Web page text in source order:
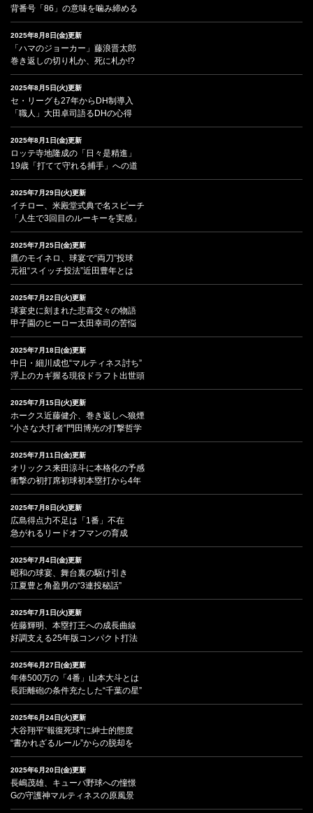
背番号「86」の意味を噛み締める
2025年8月8日(金)更新
「ハマのジョーカー」藤浪晋太郎
巻き返しの切り札か、死に札か!?
2025年8月5日(火)更新
セ・リーグも27年からDH制導入
「職人」大田卓司語るDHの心得
2025年8月1日(金)更新
ロッテ寺地隆成の「日々是精進」
19歳「打てて守れる捕手」への道
2025年7月29日(火)更新
イチロー、米殿堂式典で名スピーチ
「人生で3回目のルーキーを実感」
2025年7月25日(金)更新
鷹のモイネロ、球宴で“両刀”投球
元祖“スイッチ投法”近田豊年とは
2025年7月22日(火)更新
球宴史に刻まれた悲喜交々の物語
甲子園のヒーロー太田幸司の苦悩
2025年7月18日(金)更新
中日・細川成也“マルティネス討ち”
浮上のカギ握る現役ドラフト出世頭
2025年7月15日(火)更新
ホークス近藤健介、巻き返しへ狼煙
“小さな大打者”門田博光の打撃哲学
2025年7月11日(金)更新
オリックス来田涼斗に本格化の予感
衝撃の初打席初球初本塁打から4年
2025年7月8日(火)更新
広島得点力不足は「1番」不在
急がれるリードオフマンの育成
2025年7月4日(金)更新
昭和の球宴、舞台裏の駆け引き
江夏豊と角盈男の“3連投秘話”
2025年7月1日(火)更新
佐藤輝明、本塁打王への成長曲線
好調支える25年版コンパクト打法
2025年6月27日(金)更新
年俸500万の「4番」山本大斗とは
長距離砲の条件充たした“千葉の星”
2025年6月24日(火)更新
大谷翔平“報復死球”に紳士的態度
“書かれざるルール”からの脱却を
2025年6月20日(金)更新
長嶋茂雄、キューバ野球への憧憬
Gの守護神マルティネスの原風景